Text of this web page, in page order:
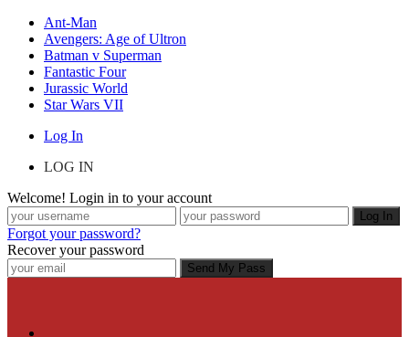
Ant-Man
Avengers: Age of Ultron
Batman v Superman
Fantastic Four
Jurassic World
Star Wars VII
Log In
LOG IN
Welcome! Login in to your account
Forgot your password?
Recover your password